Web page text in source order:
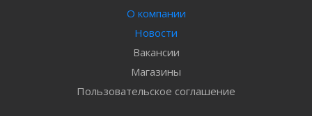
О компании
Новости
Вакансии
Магазины
Пользовательское соглашение